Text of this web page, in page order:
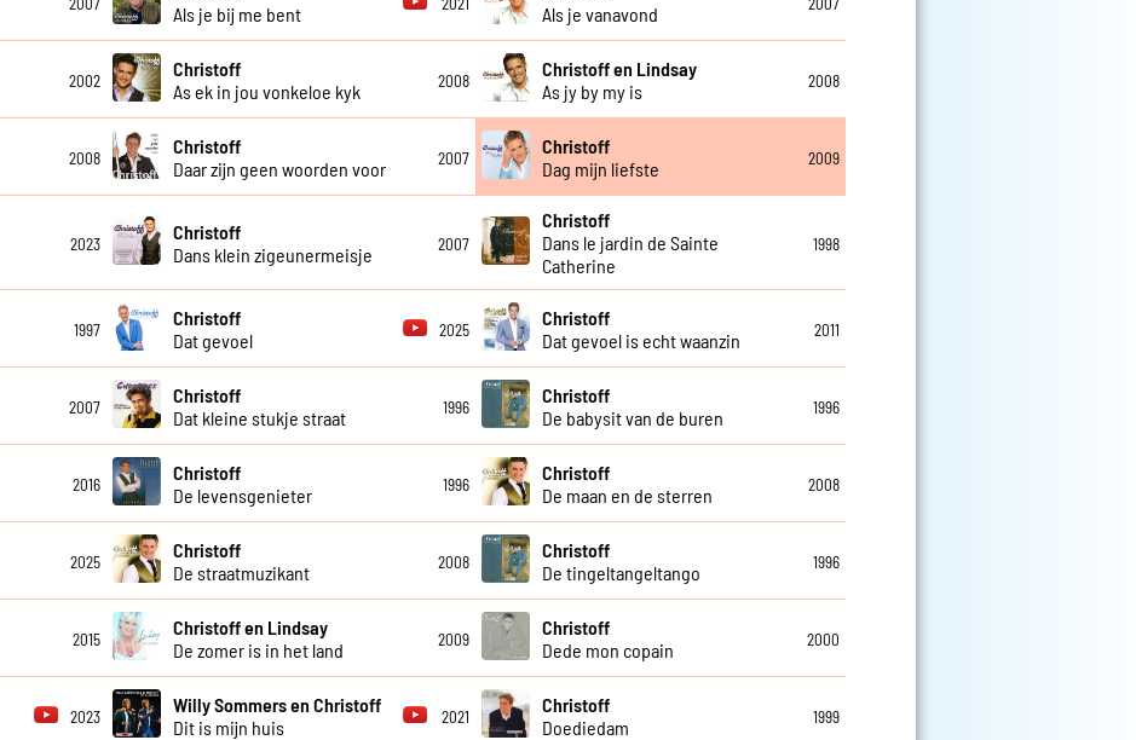
2007
Als je bij me bent
2021
Als je vanavond
2007
2002
Christoff
As ek in jou vonkeloe kyk
2008
Christoff en Lindsay
As jy by my is
2008
2008
Christoff
Daar zijn geen woorden voor
2007
Christoff
Dag mijn liefste
2009
2023
Christoff
Dans klein zigeunermeisje
2007
Christoff
Dans le jardin de Sainte
Catherine
1998
1997
Christoff
Dat gevoel
2025
Christoff
Dat gevoel is echt waanzin
2011
2007
Christoff
Dat kleine stukje straat
1996
Christoff
De babysit van de buren
1996
2016
Christoff
De levensgenieter
1996
Christoff
De maan en de sterren
2008
2025
Christoff
De straatmuzikant
2008
Christoff
De tingeltangeltango
1996
2015
Christoff en Lindsay
De zomer is in het land
2009
Christoff
Dede mon copain
2000
2023
Willy Sommers en Christoff
Dit is mijn huis
2021
Christoff
Doediedam
1999